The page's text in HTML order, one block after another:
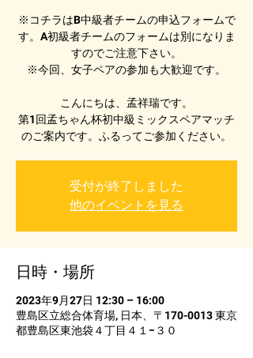
※コチラはB中級者チームの申込フォームで
す。A初級者チームのフォームは別になりま
すのでご注意下さい。
※今回、女子ペアの参加も大歓迎です。
こんにちは、孟祥瑞です。
第1回孟ちゃん杯初中級ミックスペアマッチ
のご案内です。ふるってご参加ください。
受付が終了しました
他のイベントを見る
日時・場所
2023年9月27日 12:30 – 16:00
豊島区立総合体育場, 日本、〒170-0013 東京
都豊島区東池袋４丁目４１−３０